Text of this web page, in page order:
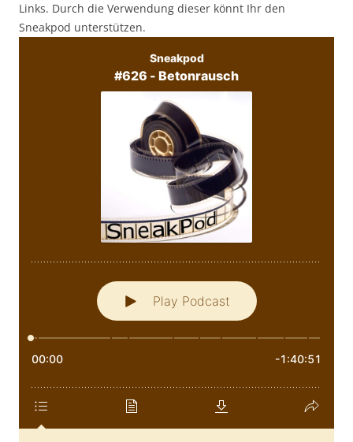
Links. Durch die Verwendung dieser könnt Ihr den
Sneakpod unterstützen.